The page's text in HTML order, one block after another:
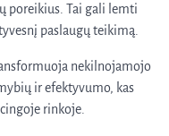
poreikius. Tai gali lemti
paslaugų teikimą.
nekilnojamojo
ir efektyvumo, kas
rinkoje.